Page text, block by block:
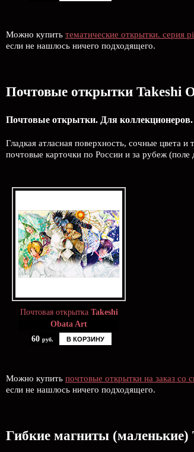
Можно купить тематические открытки. серия
если не нашлось ничего подходящего.
Почтовые открытки Takeshi
Почтовые открытки. Для
Гладкая атласная поверхность, сочные цвета
почтовые карточки по России и за рубеж
Почтовая открытка Takeshi
Obata Art
60 руб. В КОРЗИНУ
Можно купить почтовые открытки на заказ со
если не нашлось ничего подходящего.
Гибкие магниты (маленькие)